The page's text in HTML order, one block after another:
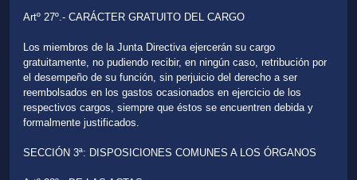
Artº 27º.- CARÁCTER GRATUITO DEL CARGO
Los miembros de la Junta Directiva ejercerán su cargo
gratuitamente, no pudiendo recibir, en ningún caso, retribución por
el desempeño de su función, sin perjuicio del derecho a ser
reembolsados en los gastos ocasionados en ejercicio de los
respectivos cargos, siempre que éstos se encuentren debida y
formalmente justificados.
SECCIÓN 3ª: DISPOSICIONES COMUNES A LOS ÓRGANOS